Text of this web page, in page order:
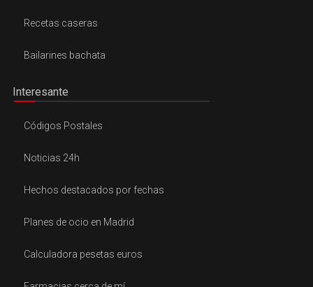
Recetas caseras
Bailarines bachata
Interesante
Códigos Postales
Noticias 24h
Hechos destacados por fechas
Planes de ocio en Madrid
Calculadora pesetas euros